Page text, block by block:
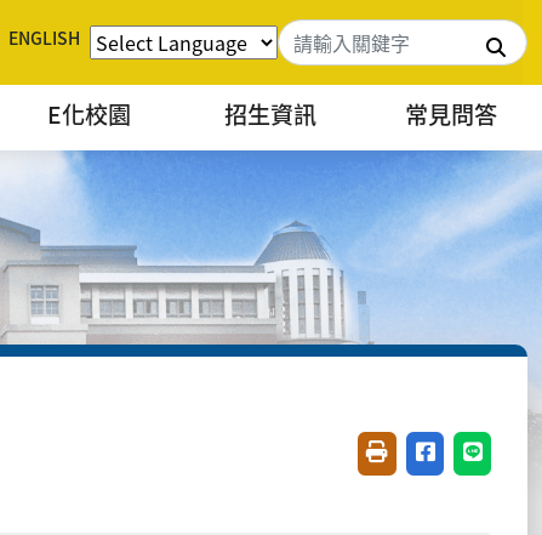
ENGLISH 搜尋
E化校園 招生資訊 常見問答
友善列印(開新視窗)
分享至臉書(
分享至